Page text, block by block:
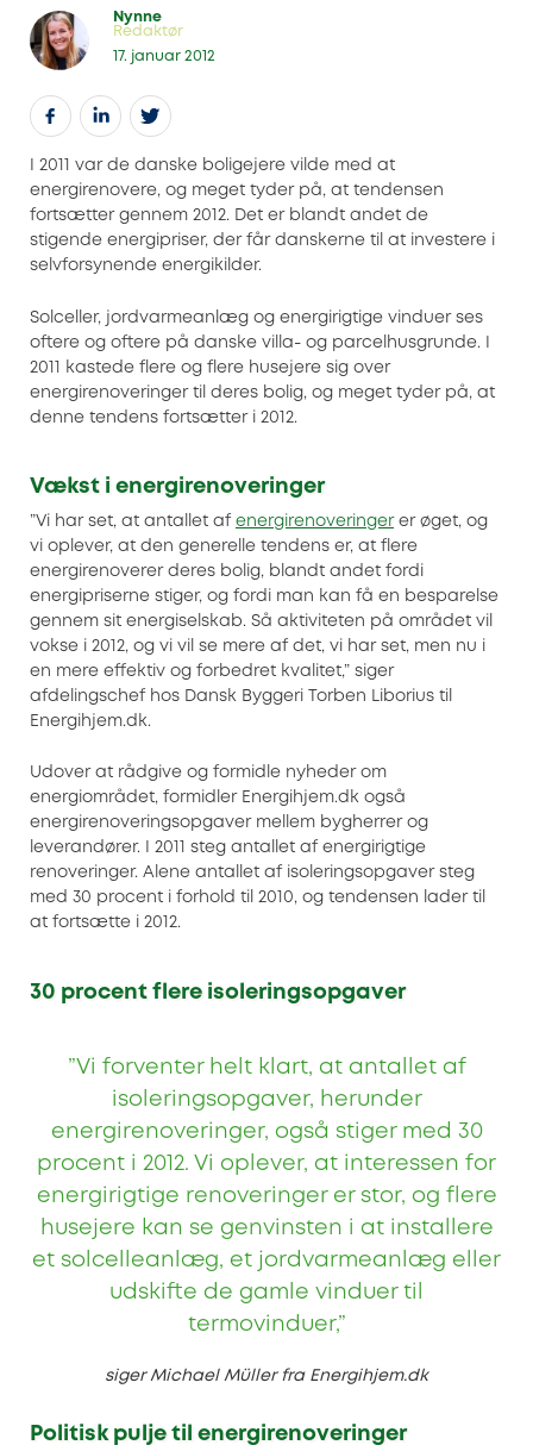
Nynne
Redaktør
17. januar 2012
I 2011 var de danske boligejere vilde med at
energirenovere, og meget tyder på, at tendensen
fortsætter gennem 2012. Det er blandt andet de
stigende energipriser, der får danskerne til at investere i
selvforsynende energikilder.
Solceller, jordvarmeanlæg og energirigtige vinduer ses
oftere og oftere på danske villa- og parcelhusgrunde. I
2011 kastede flere og flere husejere sig over
energirenoveringer til deres bolig, og meget tyder på, at
denne tendens fortsætter i 2012.
Vækst i energirenoveringer
”Vi har set, at antallet af energirenoveringerer øget, og
vi oplever, at den generelle tendens er, at flere
energirenoverer deres bolig, blandt andet fordi
energipriserne stiger, og fordi man kan få en besparelse
gennem sit energiselskab. Så aktiviteten på området vil
vokse i 2012, og vi vil se mere af det, vi har set, men nu i
en mere effektiv og forbedret kvalitet,” siger
afdelingschef hos Dansk Byggeri Torben Liborius til
Energihjem.dk.
Udover at rådgive og formidle nyheder om
energiområdet, formidler Energihjem.dk også
energirenoveringsopgaver mellem bygherrer og
leverandører. I 2011 steg antallet af energirigtige
renoveringer. Alene antallet af isoleringsopgaver steg
med 30 procent i forhold til 2010, og tendensen lader til
at fortsætte i 2012.
30 procent flere isoleringsopgaver
”Vi forventer helt klart, at antallet af
isoleringsopgaver, herunder
energirenoveringer, også stiger med 30
procent i 2012. Vi oplever, at interessen for
energirigtige renoveringer er stor, og flere
husejere kan se genvinsten i at installere
et solcelleanlæg, et jordvarmeanlæg eller
udskifte de gamle vinduer til
termovinduer,”
siger Michael Müller fra Energihjem.dk
Politisk pulje til energirenoveringer